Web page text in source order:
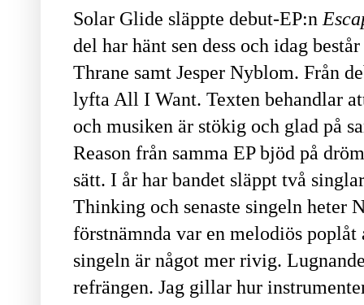
Solar Glide släppte debut-EP:n
del har hänt sen dess och idag
Thrane samt Jesper Nyblom. Från
lyfta All I Want. Texten behandlar
och musiken är stökig och glad på
Reason från samma EP bjöd på
sätt. I år har bandet släppt två
Thinking och senaste singeln heter
förstnämnda var en melodiös poplåt
singeln är något mer rivig.
refrängen. Jag gillar hur